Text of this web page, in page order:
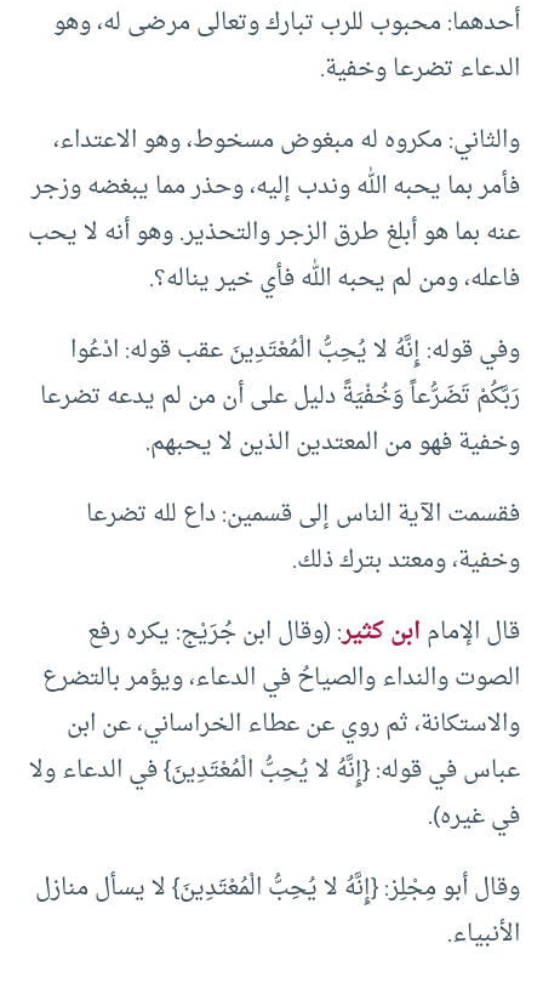
أحدهما: محبوب للرب تبارك وتعالى مرضى له، وهو
الدعاء تضرعا وخفية.
والثاني: مكروه له مبغوض مسخوط، وهو الاعتداء،
فأمر بما يحبه الله وندب إليه، وحذر مما يبغضه وزجر
عنه بما هو أبلغ طرق الزجر والتحذير. وهو أنه لا يحب
فاعله، ومن لم يحبه الله فأي خير يناله؟.
وفي قوله: إِنَّهُ لا يُحِبُّ الْمُعْتَدِينَ عقب قوله: ادْعُوا
رَبَّكُمْ تَضَرُّعاً وَخُفْيَةً دليل على أن من لم يدعه تضرعا
وخفية فهو من المعتدين الذين لا يحبهم.
فقسمت الآية الناس إلى قسمين: داع لله تضرعا
وخفية، ومعتد بترك ذلك.
قال الإمامابن كثير: (وقال ابن جُرَيْج: يكره رفع
الصوت والنداء والصياحُ في الدعاء، ويؤمر بالتضرع
والاستكانة، ثم روي عن عطاء الخراساني، عن ابن
عباس في قوله: {إِنَّهُ لا يُحِبُّ الْمُعْتَدِينَ} في الدعاء ولا
في غيره).
وقال أبو مِجْلِز: {إِنَّهُ لا يُحِبُّ الْمُعْتَدِينَ} لا يسأل منازل
الأنبياء.